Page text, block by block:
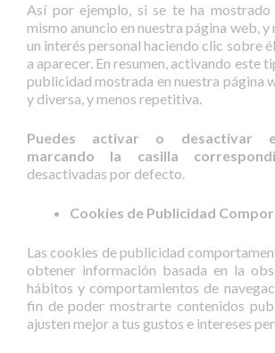
Así por ejemplo, si se te ha mostrado
mismo anuncio en nuestra página web, y
un interés personal haciendo clic sobre
a aparecer. En resumen, activando este
publicidad mostrada en nuestra página
y diversa, y menos repetitiva.
Puedes activar o desactivar
marcando la casilla
desactivadas por defecto.
Cookies de Publicidad
Las cookies de publicidad
obtener información basada en la
hábitos y comportamientos de
fin de poder mostrarte contenidos
ajusten mejor a tus gustos e intereses